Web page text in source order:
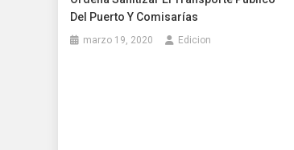
Del Puerto Y Comisarías
marzo 19, 2020 Edicion